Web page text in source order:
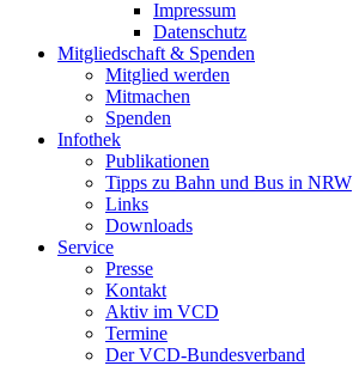
Impressum
Datenschutz
Mitgliedschaft & Spenden
Mitglied werden
Mitmachen
Spenden
Infothek
Publikationen
Tipps zu Bahn und Bus in NRW
Links
Downloads
Service
Presse
Kontakt
Aktiv im VCD
Termine
Der VCD-Bundesverband